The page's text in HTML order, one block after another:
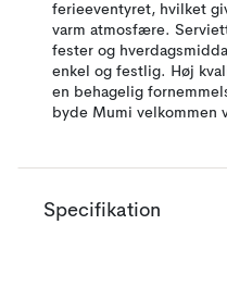
ferieeventyret, hvilket
varm atmosfære.
fester og
enkel og festlig. Høj
en behagelig
byde Mumi velkommen
Specifikation